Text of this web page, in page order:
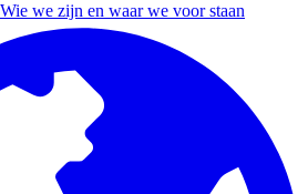
Wie we zijn en waar we voor staan